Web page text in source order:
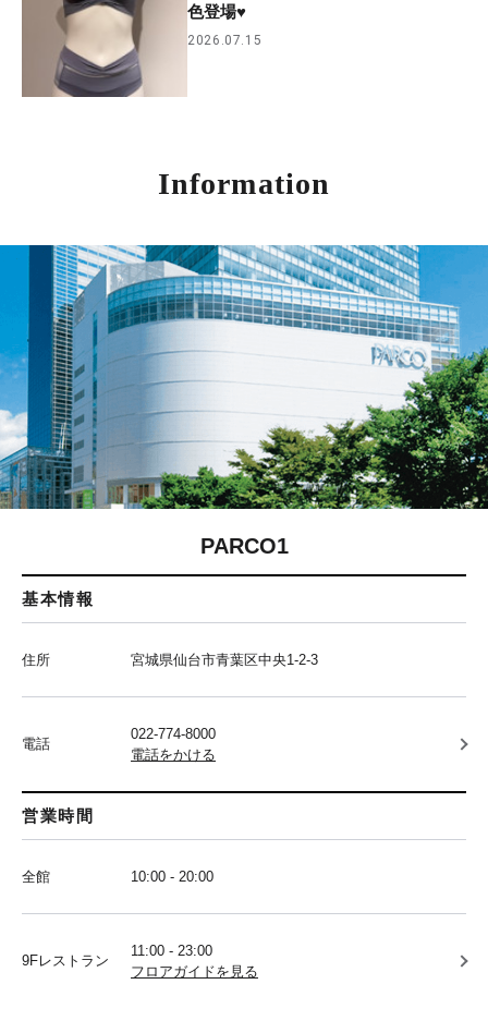
色登場♥
2026.07.15
Information
PARCO1
基本情報
住所 宮城県仙台市青葉区中央1-2-3
電話
022-774-8000
電話をかける
営業時間
全館 10:00 - 20:00
9Fレストラン
11:00 - 23:00
フロアガイドを見る